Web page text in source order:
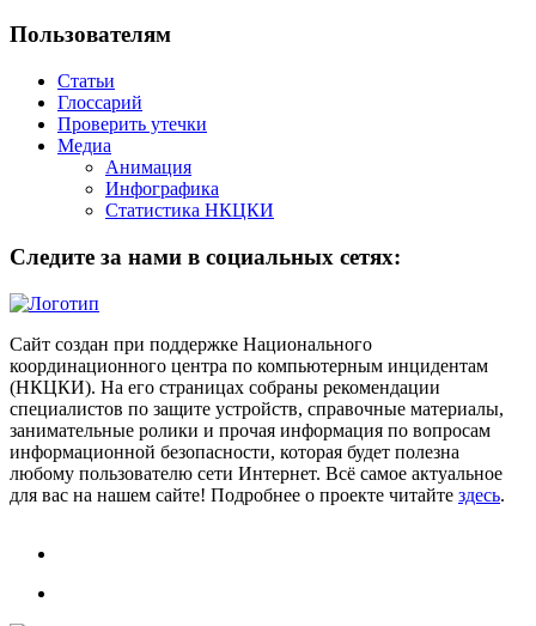
Пользователям
Статьи
Глоссарий
Проверить утечки
Медиа
Анимация
Инфографика
Статистика НКЦКИ
Следите за нами в социальных сетях:
Сайт создан при поддержке Национального
координационного центра по компьютерным инцидентам
(НКЦКИ). На его страницах собраны рекомендации
специалистов по защите устройств, справочные материалы,
занимательные ролики и прочая информация по вопросам
информационной безопасности, которая будет полезна
любому пользователю сети Интернет. Всё самое актуальное
для вас на нашем сайте! Подробнее о проекте читайте здесь.